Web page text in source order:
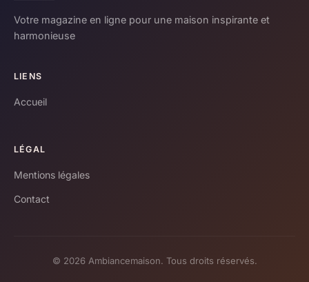
Votre magazine en ligne pour une maison inspirante et
harmonieuse
LIENS
Accueil
LÉGAL
Mentions légales
Contact
© 2026 Ambiancemaison. Tous droits réservés.